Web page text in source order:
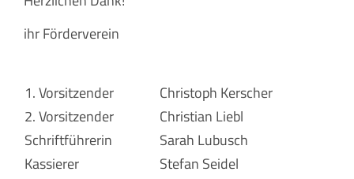
ihr Förderverein
1. Vorsitzender
Christoph Kerscher
2. Vorsitzender
Christian Liebl
Schriftführerin
Sarah Lubusch
Kassierer
Stefan Seidel